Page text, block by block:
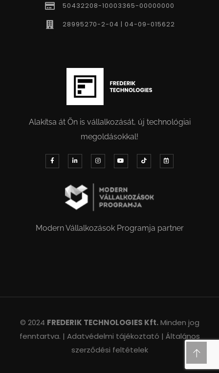
50432208-10003365-00000000
28995270-2-04 | 04-09-015622
Alakítsa át Ön is vállalkozását, új technológiai
megoldásokkal!
Modern Vállalkozások Programja partner
© 2024 FREDERIK TECHNOLOGIES Kft.Minden jog
fenntartva. | Adatvédelmi tájékoztató | Általános
szerződési feltételek